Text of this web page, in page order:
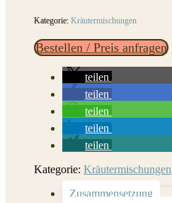
Kategorie: Kräutermischungen
Bestellen / Preis anfragen
teilen
teilen
teilen
teilen
teilen
Kategorie: Kräutermischungen
Zusammensetzung